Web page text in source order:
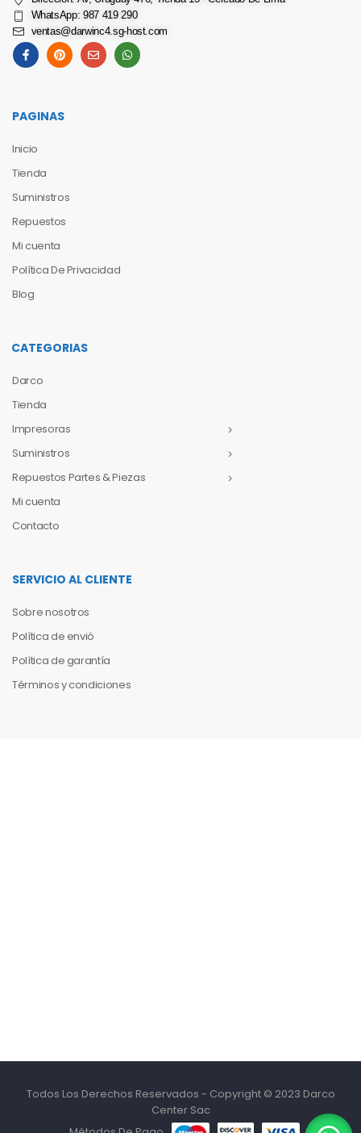
WhatsApp: 987 419 290
ventas@darwinc4.sg-host.com
PAGINAS
Inicio
Tienda
Suministros
Repuestos
Mi cuenta
Política De Privacidad
Blog
CATEGORIAS
Darco
Tienda
Impresoras
Suministros
Repuestos Partes & Piezas
Mi cuenta
Contacto
SERVICIO AL CLIENTE
Sobre nosotros
Política de envió
Política de garantía
Términos y condiciones
Todos Los Derechos Reservados - Copyright © 2023 Darco
Center Sac